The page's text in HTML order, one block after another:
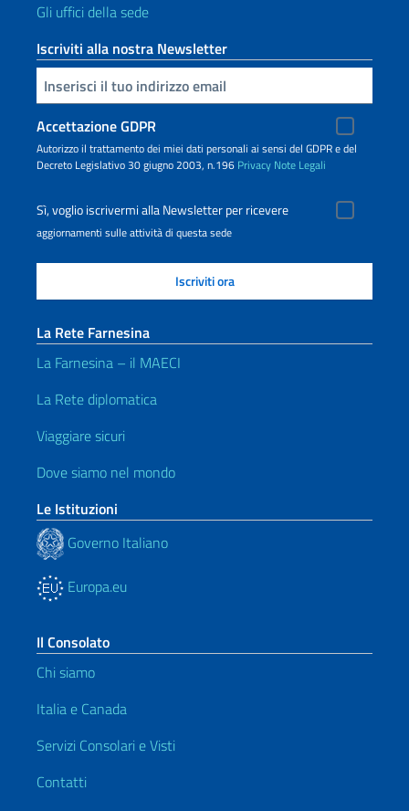
Gli uffici della sede
Iscriviti alla nostra Newsletter
Inserisci la tua email
Accettazione GDPR
Autorizzo il trattamento dei miei dati personali ai sensi del GDPR e del
Decreto Legislativo 30 giugno 2003, n.196 Privacy Note Legali
Sì, voglio iscrivermi alla Newsletter per ricevere
aggiornamenti sulle attività di questa sede
La Rete Farnesina
La Farnesina – il MAECI
La Rete diplomatica
Viaggiare sicuri
Dove siamo nel mondo
Le Istituzioni
Governo Italiano
Europa.eu
Il Consolato
Chi siamo
Italia e Canada
Servizi Consolari e Visti
Contatti